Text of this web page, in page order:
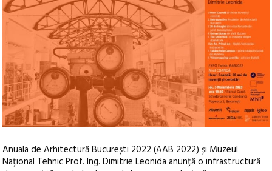
Anuala de Arhitectură București 2022 (AAB 2022) și Muzeul
Național Tehnic Prof. Ing. Dimitrie Leonida anunță o infrastructură